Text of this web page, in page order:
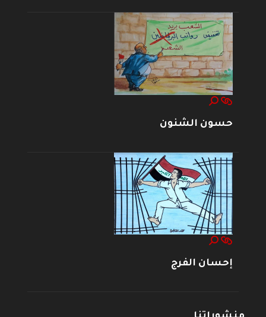
حسون الشنون
إحسان الفرج